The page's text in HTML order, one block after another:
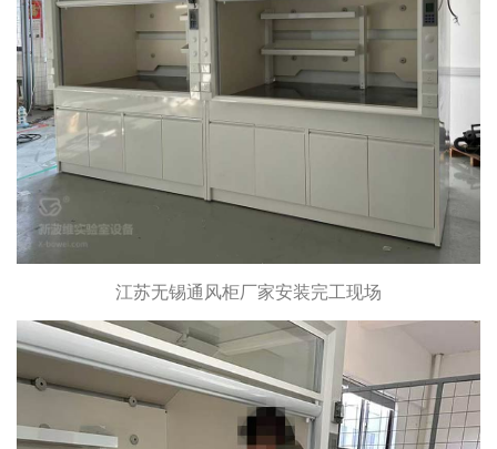
江苏无锡通风柜厂家安装完工现场